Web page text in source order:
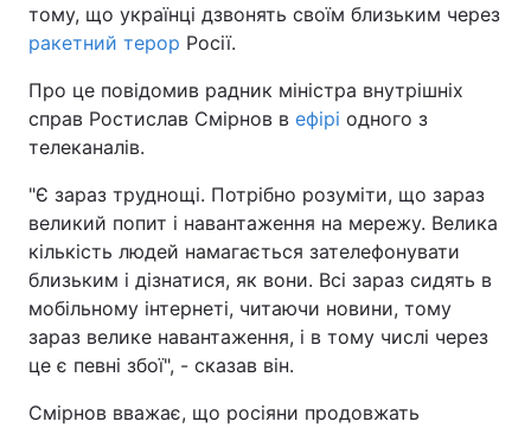
тому, що українці дзвонять своїм близьким через
ракетний терор Росії.
Про це повідомив радник міністра внутрішніх
справ Ростислав Смірнов в ефірі одного з
телеканалів.
"Є зараз труднощі. Потрібно розуміти, що зараз
великий попит і навантаження на мережу. Велика
кількість людей намагається зателефонувати
близьким і дізнатися, як вони. Всі зараз сидять в
мобільному інтернеті, читаючи новини, тому
зараз велике навантаження, і в тому числі через
це є певні збої", - сказав він.
Смірнов вважає, що росіяни продовжать